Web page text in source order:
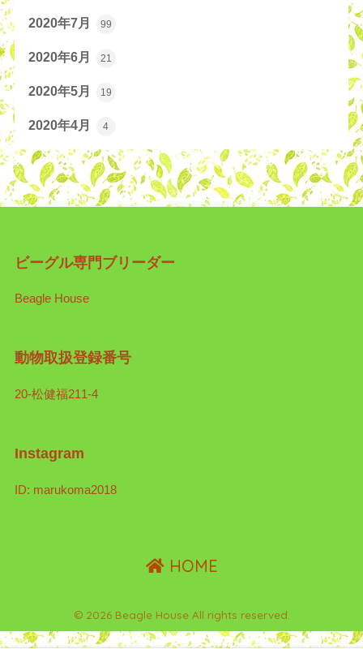
2020年7月 99
2020年6月 21
2020年5月 19
2020年4月 4
ビーグル専門ブリーダー
Beagle House
動物取扱登録番号
20-松健福211-4
Instagram
ID: marukoma2018
HOME
© 2026 Beagle House All rights reserved.